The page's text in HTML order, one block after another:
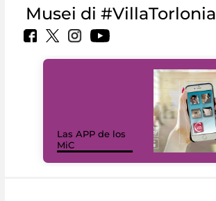
Musei di #VillaTorlonia
Las APP de los
MiC